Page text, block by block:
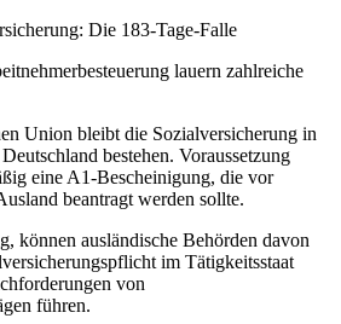
Die 183-Tage-Falle
lauern zahlreiche
Union bleibt die Sozialversicherung in
bestehen. Voraussetzung
eine A1-Bescheinigung, die vor
beantragt werden sollte.
können ausländische Behörden davon
im Tätigkeitsstaat
von
führen.